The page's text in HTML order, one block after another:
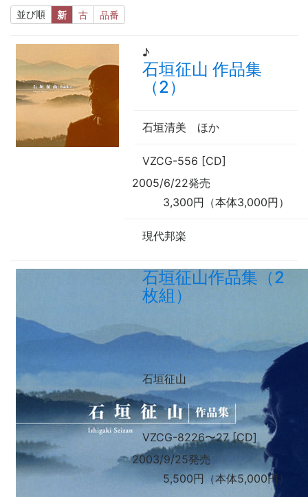
並び順 新 古 品番
♪
石垣征山 作品集
（2）
石垣清美 ほか
VZCG-556 [CD]
2005/6/22発売
3,300円（本体3,000円）
現代邦楽
石垣征山作品集（2
枚組）
石垣征山
VZCG-8226〜27 [CD]
2003/9/25発売
5,500円（本体5,000円）